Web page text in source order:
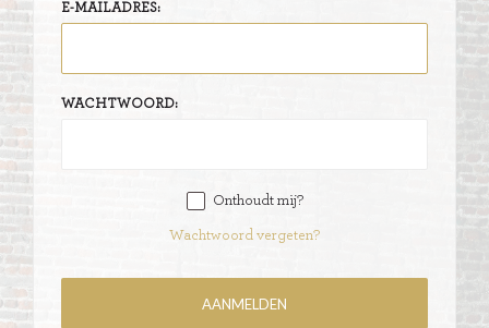
E-MAILADRES:
WACHTWOORD:
Onthoudt mij?
Wachtwoord vergeten?